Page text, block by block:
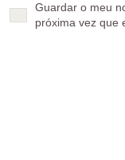
Guardar o meu
próxima vez que